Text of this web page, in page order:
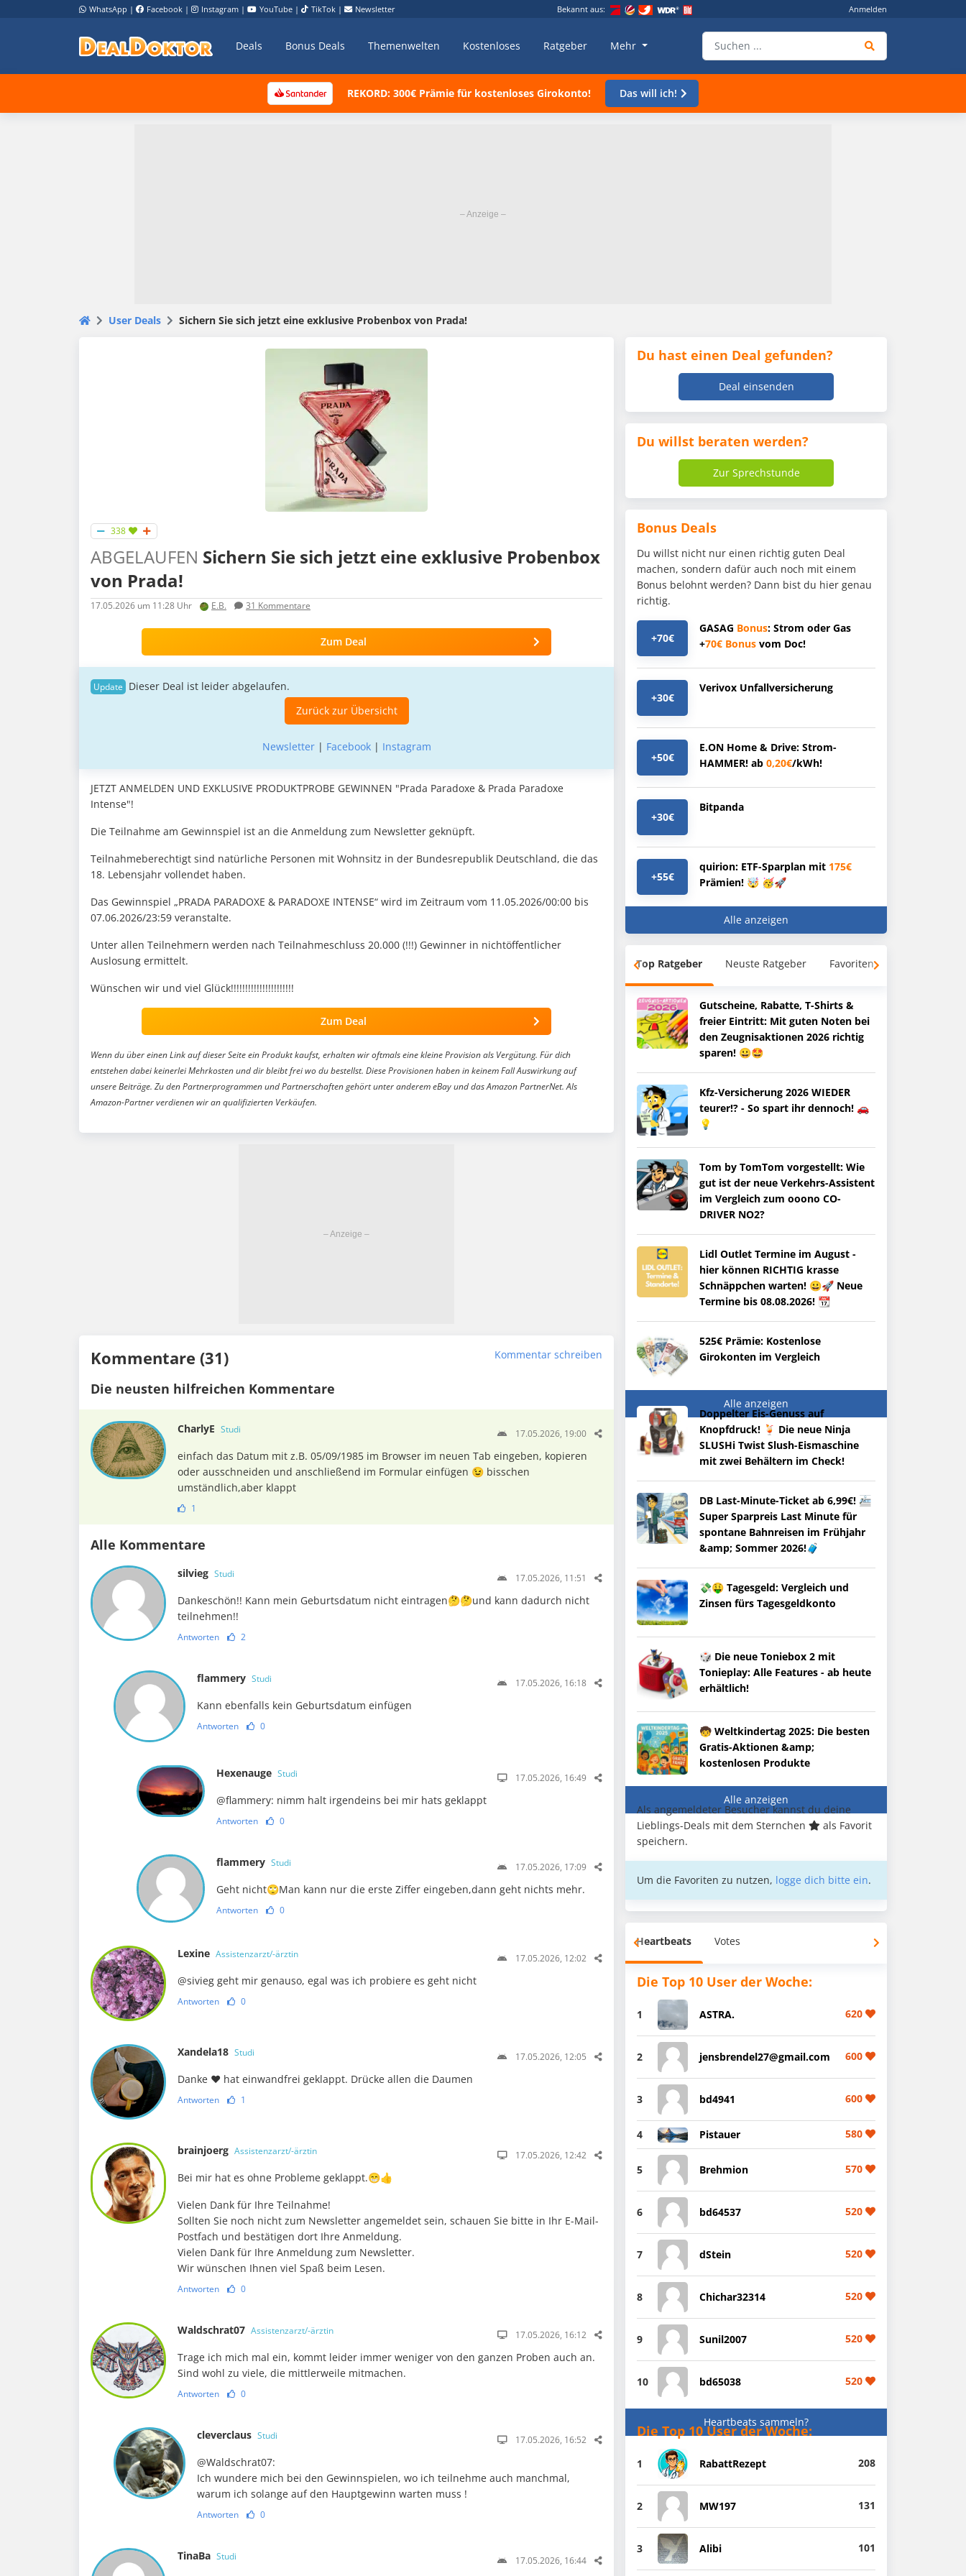
WhatsApp | Facebook | Instagram | YouTube | TikTok | Newsletter Bekannt aus: Anmelden
Deals Bonus Deals Themenwelten Kostenloses Ratgeber Mehr
REKORD: 300€ Prämie für kostenloses Girokonto! Das will ich!
User Deals Sichern Sie sich jetzt eine exklusive Probenbox von Prada!
338
ABGELAUFEN Sichern Sie sich jetzt eine exklusive Probenbox
von Prada!
17.05.2026 um 11:28 Uhr E.B. 31 Kommentare
Zum Deal
Dieser Deal ist leider abgelaufen.
Zurück zur Übersicht
Newsletter| Facebook| Instagram
JETZT ANMELDEN UND EXKLUSIVE PRODUKTPROBE GEWINNEN "Prada Paradoxe & Prada Paradoxe
Intense"!
Die Teilnahme am Gewinnspiel ist an die Anmeldung zum Newsletter geknüpft.
Teilnahmeberechtigt sind natürliche Personen mit Wohnsitz in der Bundesrepublik Deutschland, die das
18. Lebensjahr vollendet haben.
Das Gewinnspiel „PRADA PARADOXE & PARADOXE INTENSE“ wird im Zeitraum vom 11.05.2026/00:00 bis
07.06.2026/23:59 veranstalte.
Unter allen Teilnehmern werden nach Teilnahmeschluss 20.000 (!!!) Gewinner in nichtöffentlicher
Auslosung ermittelt.
Wünschen wir und viel Glück!!!!!!!!!!!!!!!!!!!!!!
Zum Deal
Wenn du über einen Link auf dieser Seite ein Produkt kaufst, erhalten wir oftmals eine kleine Provision als Vergütung. Für dich
entstehen dabei keinerlei Mehrkosten und dir bleibt frei wo du bestellst. Diese Provisionen haben in keinem Fall Auswirkung auf
unsere Beiträge. Zu den Partnerprogrammen und Partnerschaften gehört unter anderem eBay und das Amazon PartnerNet. Als
Amazon-Partner verdienen wir an qualifizierten Verkäufen.
Kommentare (31) Kommentar schreiben
Die neusten hilfreichen Kommentare
CharlyE Studi 17.05.2026, 19:00
einfach das Datum mit z.B. 05/09/1985 im Browser im neuen Tab eingeben, kopieren
oder ausschneiden und anschließend im Formular einfügen 😉 bisschen
umständlich,aber klappt
1
Alle Kommentare
silvieg Studi 17.05.2026, 11:51
Dankeschön!! Kann mein Geburtsdatum nicht eintragen🤔🤔und kann dadurch nicht
teilnehmen!!
Antworten 2
flammery Studi 17.05.2026, 16:18
Kann ebenfalls kein Geburtsdatum einfügen
Antworten 0
Hexenauge Studi 17.05.2026, 16:49
@flammery: nimm halt irgendeins bei mir hats geklappt
Antworten 0
flammery Studi 17.05.2026, 17:09
Geht nicht🙄Man kann nur die erste Ziffer eingeben,dann geht nichts mehr.
Antworten 0
Lexine Assistenzarzt/-ärztin 17.05.2026, 12:02
@sivieg geht mir genauso, egal was ich probiere es geht nicht
Antworten 0
Xandela18 Studi 17.05.2026, 12:05
Danke ♥️ hat einwandfrei geklappt. Drücke allen die Daumen
Antworten 1
brainjoerg Assistenzarzt/-ärztin 17.05.2026, 12:42
Bei mir hat es ohne Probleme geklappt.😁👍
Vielen Dank für Ihre Teilnahme!
Sollten Sie noch nicht zum Newsletter angemeldet sein, schauen Sie bitte in Ihr E-Mail-
Postfach und bestätigen dort Ihre Anmeldung.
Vielen Dank für Ihre Anmeldung zum Newsletter.
Wir wünschen Ihnen viel Spaß beim Lesen.
Antworten 0
Waldschrat07 Assistenzarzt/-ärztin 17.05.2026, 16:12
Trage ich mich mal ein, kommt leider immer weniger von den ganzen Proben auch an.
Sind wohl zu viele, die mittlerweile mitmachen.
Antworten 0
cleverclaus Studi 17.05.2026, 16:52
@Waldschrat07:
Ich wundere mich bei den Gewinnspielen, wo ich teilnehme auch manchmal,
warum ich solange auf den Hauptgewinn warten muss !
Antworten 0
TinaBa Studi 17.05.2026, 16:44
Du hast einen Deal gefunden?
Deal einsenden
Du willst beraten werden?
Zur Sprechstunde
Bonus Deals
Du willst nicht nur einen richtig guten Deal
machen, sondern dafür auch noch mit einem
Bonus belohnt werden? Dann bist du hier genau
richtig.
+70€
GASAG Bonus: Strom oder Gas
+70€ Bonus vom Doc!
+30€
Verivox Unfallversicherung
+50€
E.ON Home & Drive: Strom-
HAMMER! ab 0,20€/kWh!
+30€
Bitpanda
+55€
quirion: ETF-Sparplan mit 175€
Prämien! 🤯 🥳🚀
Alle anzeigen
Top Ratgeber Neuste Ratgeber Favoriten
Gutscheine, Rabatte, T-Shirts &
freier Eintritt: Mit guten Noten bei
den Zeugnisaktionen 2026 richtig
sparen! 😀🤩
Kfz-Versicherung 2026 WIEDER
teurer!? - So spart ihr dennoch! 🚗
💡
Tom by TomTom vorgestellt: Wie
gut ist der neue Verkehrs-Assistent
im Vergleich zum ooono CO-
DRIVER NO2?
Lidl Outlet Termine im August -
hier können RICHTIG krasse
Schnäppchen warten! 😀🚀 Neue
Termine bis 08.08.2026! 📆
525€ Prämie: Kostenlose
Girokonten im Vergleich
Alle anzeigen
Doppelter Eis-Genuss auf
Knopfdruck! 🍹 Die neue Ninja
SLUSHi Twist Slush-Eismaschine
mit zwei Behältern im Check!
DB Last-Minute-Ticket ab 6,99€! 🚈
Super Sparpreis Last Minute für
spontane Bahnreisen im Frühjahr
&amp; Sommer 2026!🧳
💸🤑 Tagesgeld: Vergleich und
Zinsen fürs Tagesgeldkonto
🎲 Die neue Toniebox 2 mit
Tonieplay: Alle Features - ab heute
erhältlich!
🧒 Weltkindertag 2025: Die besten
Gratis-Aktionen &amp;
kostenlosen Produkte
Alle anzeigen
Als angemeldeter Besucher kannst du deine
Lieblings-Deals mit dem Sternchen
als Favorit
speichern.
Um die Favoriten zu nutzen, logge dich bitte ein.
Heartbeats Votes
Die Top 10 User der Woche:
1 ASTRA. 620
2 jensbrendel27@gmail.com 600
3 bd4941 600
4 Pistauer 580
5 Brehmion 570
6 bd64537 520
7 dStein 520
8 Chichar32314 520
9 Sunil2007 520
10 bd65038 520
Heartbeats sammeln?
Die Top 10 User der Woche:
1 RabattRezept 208
2 MW197 131
3 Alibi 101